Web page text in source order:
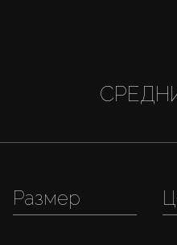
Размер